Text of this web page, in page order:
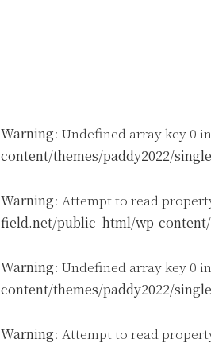
Warning: Undefined array key 0 in
content/themes/paddy2022/
Warning: Attempt to read
field.net/public_html/wp-
Warning: Undefined array key 0 in
content/themes/paddy2022/
Warning: Attempt to read